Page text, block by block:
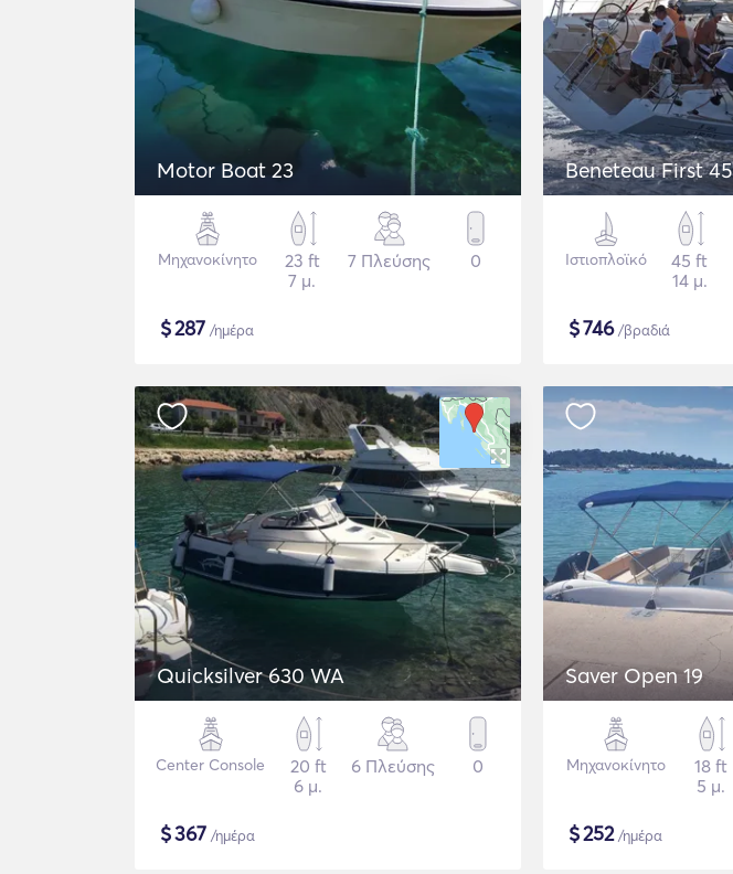
Motor Boat 23
Μηχανοκίνητο
23 ft
7 μ.
7 Πλεύσης 0
$287 /ημέρα
Beneteau First 45
Ιστιοπλοϊκό
45 ft
14 μ.
$746/βραδιά
Quicksilver 630 WA
Center Console
20 ft
6 μ.
6 Πλεύσης 0
$367 /ημέρα
Saver Open 19
Μηχανοκίνητο
18 ft
5 μ.
$252/ημέρα